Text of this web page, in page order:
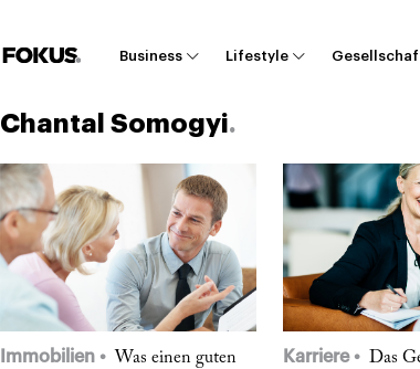
Business Lifestyle
Chantal Somogyi
Immobilien
Was einen guten
Karriere
Das